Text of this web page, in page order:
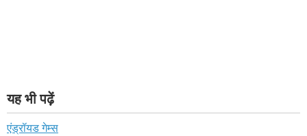
यह भी पढ़ें
एंड्रॉयड गेम्स